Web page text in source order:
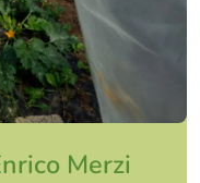
Merzi